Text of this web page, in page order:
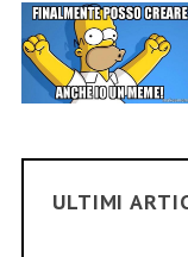
ULTIMI